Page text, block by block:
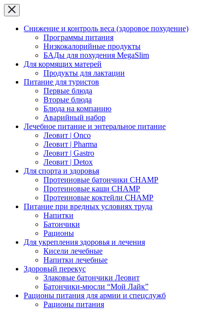
Снижение и контроль веса (здоровое похудение)
Программы питания
Низкокалорийные продукты
БАДы для похудения MegaSlim
Для кормящих матерей
Продукты для лактации
Питание для туристов
Первые блюда
Вторые блюда
Блюда на компанию
Аварийный набор
Лечебное питание и энтеральное питание
Леовит | Onco
Леовит | Pharma
Леовит | Gastro
Леовит | Detox
Для спорта и здоровья
Протеиновые батончики CHAMP
Протеиновые каши CHAMP
Протеиновые коктейли CHAMP
Питание при вредных условиях труда
Напитки
Батончики
Рационы
Для укрепления здоровья и лечения
Кисели лечебные
Напитки лечебные
Здоровый перекус
Злаковые батончики Леовит
Батончики-мюсли “Мой Лайк”
Рационы питания для армии и спецслужб
Рационы питания